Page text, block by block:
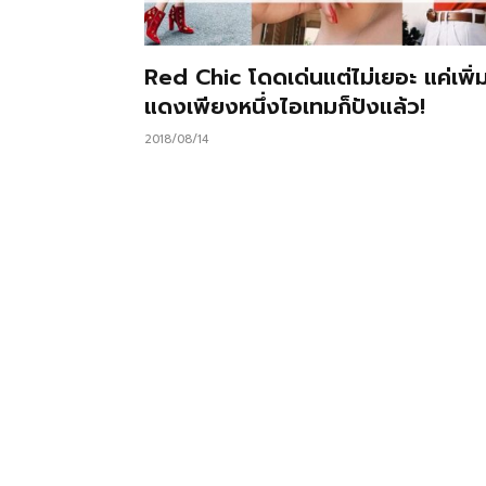
Red Chic โดดเด่นแต่ไม่เยอะ แค่เพิ่
แดงเพียงหนึ่งไอเทมก็ปังแล้ว!
2018/08/14